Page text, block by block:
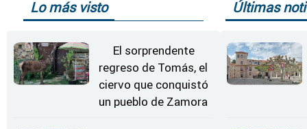
Lo más visto
El sorprendente
regreso de Tomás, el
ciervo que conquistó
un pueblo de Zamora
Últimas